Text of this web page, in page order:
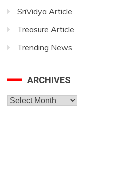
SriVidya Article
Treasure Article
Trending News
ARCHIVES
Archives